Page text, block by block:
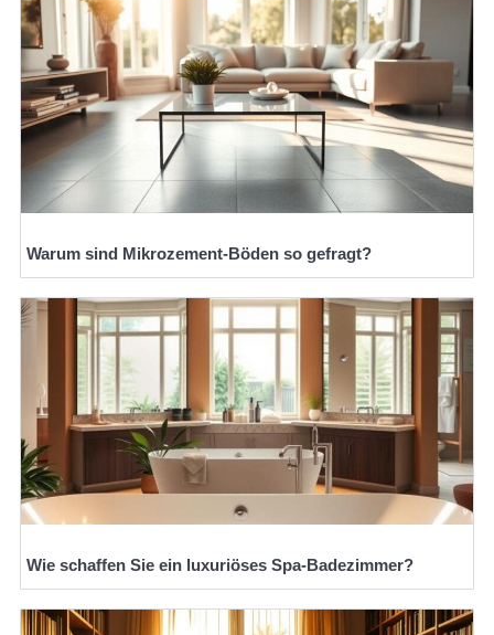
Warum sind Mikrozement-Böden so gefragt?
Wie schaffen Sie ein luxuriöses Spa-Badezimmer?